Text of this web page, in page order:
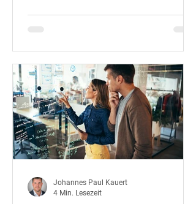
Johannes Paul Kauert
4 Min. Lesezeit